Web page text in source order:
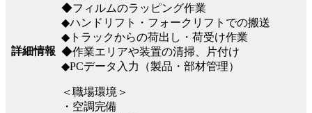
詳細情報
◆フィルムのラッピング作業
◆ハンドリフト・フォークリフトでの搬送
◆トラックからの荷出し・荷受け作業
◆作業エリアや装置の清掃、片付け
◆PCデータ入力（製品・部材管理）
＜職場環境＞
・空調完備